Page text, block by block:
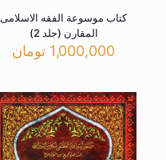
کتاب موسوعة الفقه الاسلامی
المقارن (جلد 2)
1,000,000 تومان